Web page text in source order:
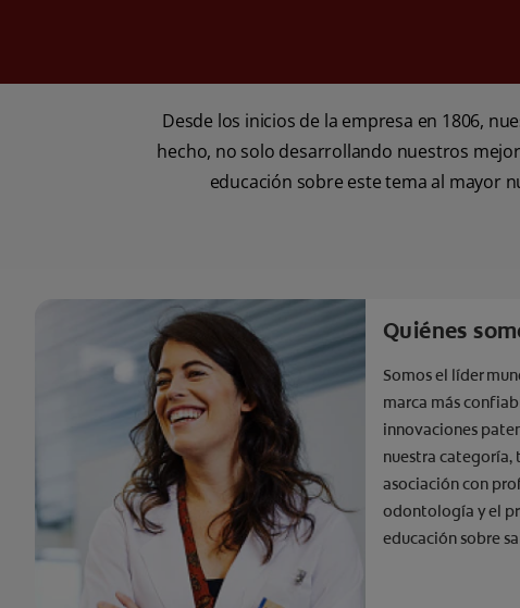
Desde los inicios de la empresa en 1806,
hecho, no solo desarrollando nuestros
educación sobre este tema al mayor
Quiénes
Somos el líder
marca más
innovaciones
nuestra categoría,
asociación con
odontología y el
educación sobre